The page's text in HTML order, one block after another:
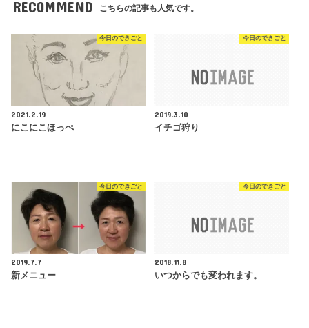
RECOMMEND こちらの記事も人気です。
今日のできごと
2021.2.19
にこにこほっぺ
今日のできごと
2019.3.10
イチゴ狩り
今日のできごと
2019.7.7
新メニュー
今日のできごと
2018.11.8
いつからでも変われます。